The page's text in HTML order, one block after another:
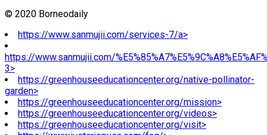
© 2020 Borneodaily
https://www.sanmujii.com/services-7/a>
https://www.sanmujii.com/
3>
https://greenhouseeducationcenter.org/native-pollinator-
garden>
https://greenhouseeducationcenter.org/mission>
https://greenhouseeducationcenter.org/videos>
https://greenhouseeducationcenter.org/visit>